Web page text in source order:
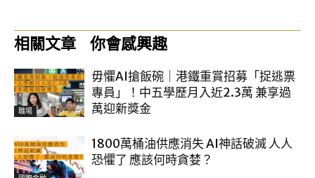
相關文章 你會感興趣
職場
毋懼AI搶飯碗｜港鐵重賞招募「捉逃票
專員」！中五學歷月入近2.3萬 兼享過
萬迎新獎金
1800萬桶油供應消失 AI神話破滅 人人
恐懼了 應該何時貪婪？